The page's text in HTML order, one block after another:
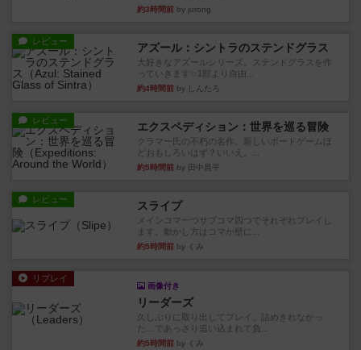
約3時間前 by jurong
レビュー アズール：シントラのステンドグラス
大好きなアズールシリーズ。ステンドグラスを作
っていきます✨1部より自由...
約4時間前 by しんたろ
レビュー エクスペディション：世界を巡る冒険
クラマー氏の不朽の名作。新しいボードゲームほ
どおもしろいはず？いいえ。...
約5時間前 by 田中昌平
レビュー スライプ
メインコマ一つサブコマ四つでそれぞれプレイし
ます。動かし方はコマか壁に...
約5時間前 by くみ
リプレイ
画像付き
リーダーズ
久しぶりに取り出してプレイ。詰めきれなかっ
た…であっさり追い込まれて負...
約5時間前 by くみ